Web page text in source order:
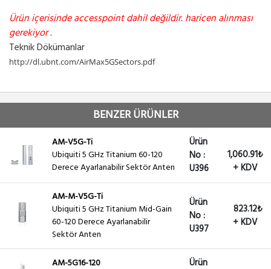
Ürün içerisinde accesspoint dahil değildir. haricen alınması
gerekiyor .
Teknik Dökümanlar
http://dl.ubnt.com/AirMax5GSectors.pdf
BENZER ÜRÜNLER
AM-V5G-Ti
Ubiquiti 5 GHz Titanium 60-120
Derece Ayarlanabilir Sektör Anten
Ürün
No :
U396
1,060.91₺
+ KDV
AM-M-V5G-Ti
Ubiquiti 5 GHz Titanium Mid-Gain
60-120 Derece Ayarlanabilir
Sektör Anten
Ürün
No :
U397
823.12₺
+ KDV
AM-5G16-120
Ürün